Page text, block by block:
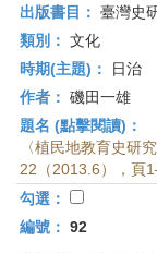
出版書目： 臺灣史
類別： 文化
時期(主題)：
日治
作者： 磯田一雄
題名 (點擊閱讀)：
〈植民地教育史研
22（2013.6），頁
勾選：
編號： 92